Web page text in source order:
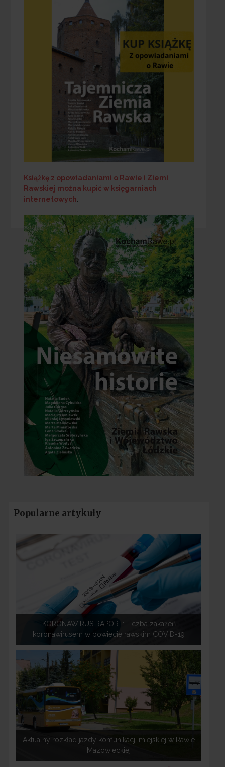
Książkę z opowiadaniami o Rawie i Ziemi
Rawskiej można kupić w księgarniach
internetowych.
Popularne artykuły
KORONAWIRUS RAPORT: Liczba zakażeń
koronawirusem w powiecie rawskim COVID-19
Aktualny rozkład jazdy komunikacji miejskiej w Rawie
Mazowieckiej